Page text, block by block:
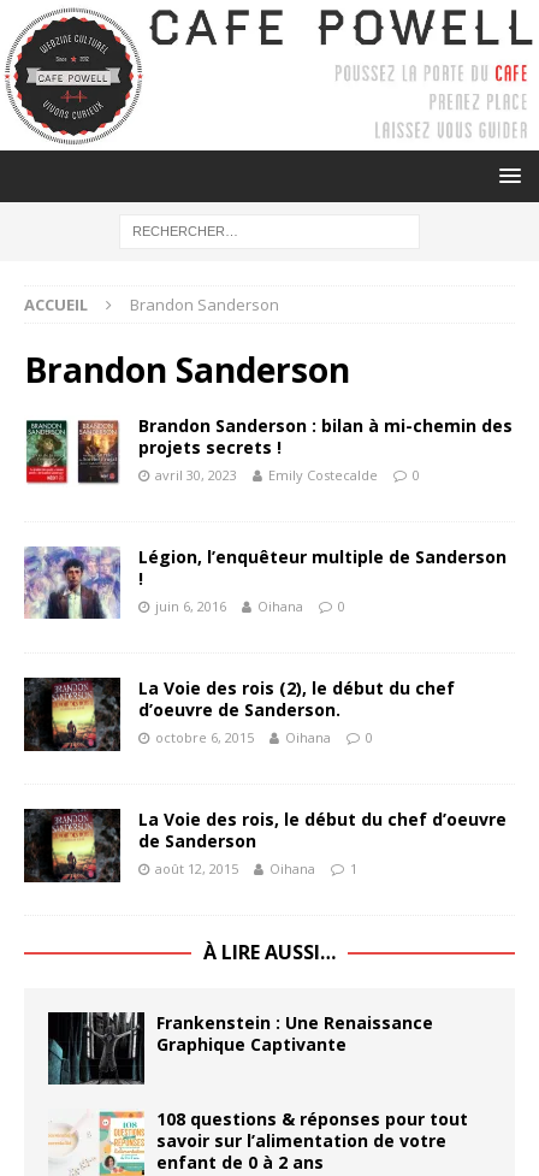
ACCUEIL Brandon Sanderson
Brandon Sanderson
Brandon Sanderson : bilan à mi-chemin des
projets secrets !
avril 30, 2023 Emily Costecalde 0
Légion, l’enquêteur multiple de Sanderson
!
juin 6, 2016 Oihana 0
La Voie des rois (2), le début du chef
d’oeuvre de Sanderson.
octobre 6, 2015 Oihana 0
La Voie des rois, le début du chef d’oeuvre
de Sanderson
août 12, 2015 Oihana 1
À LIRE AUSSI…
Frankenstein : Une Renaissance
Graphique Captivante
108 questions & réponses pour tout
savoir sur l’alimentation de votre
enfant de 0 à 2 ans